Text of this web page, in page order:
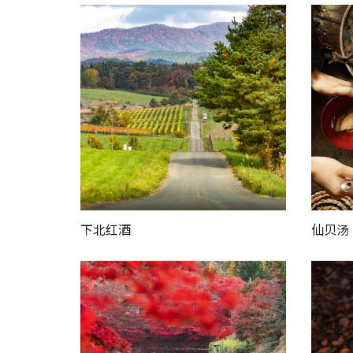
下北红酒 仙贝汤